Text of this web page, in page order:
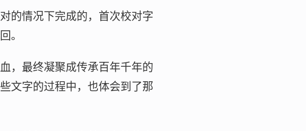
的情况下完成的，首次校对字
。
，最终凝聚成传承百年千年的
文字的过程中，也体会到了那